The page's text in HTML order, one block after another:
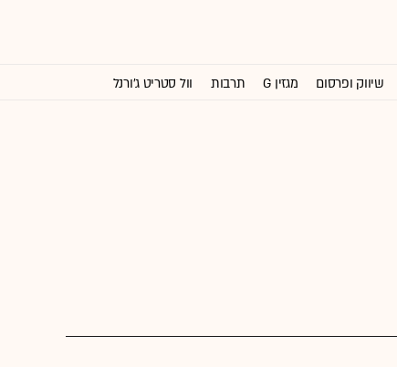
שיווק ופרסום מגזין G תרבות וול סטריט ג'ורנל